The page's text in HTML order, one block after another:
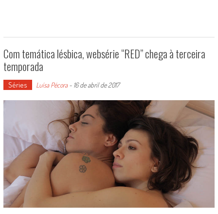
Com temática lésbica, websérie “RED” chega à terceira
temporada
Séries Luísa Pécora- 16 de abril de 2017